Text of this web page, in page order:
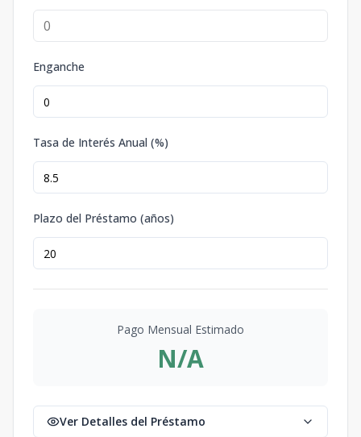
Enganche
Tasa de Interés Anual (%)
Plazo del Préstamo (años)
Pago Mensual Estimado
N/A
Ver Detalles del Préstamo